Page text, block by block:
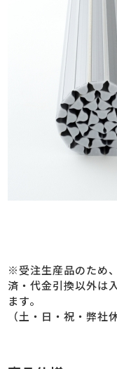
※受注生産品のため
済・代金引換以外は
ます。
（土・日・祝・弊社